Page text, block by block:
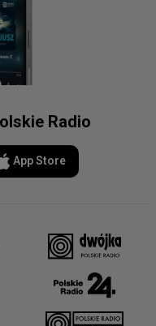
Radio
App Store